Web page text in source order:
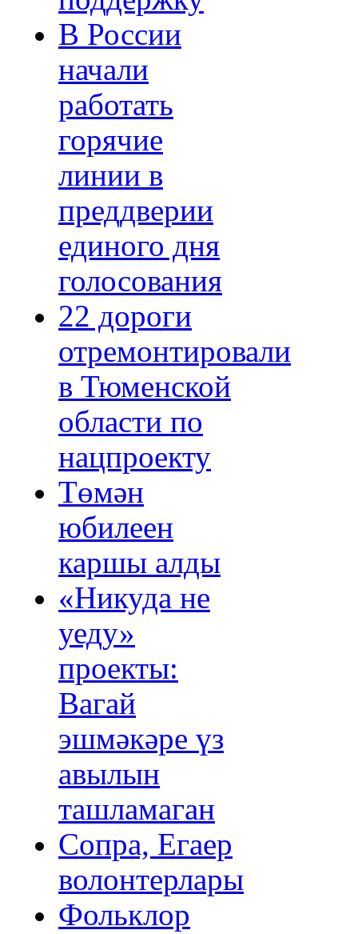
В России
начали
работать
горячие
линии в
преддверии
единого дня
голосования
22 дороги
отремонтировали
в Тюменской
области по
нацпроекту
Төмән
юбилеен
каршы алды
«Никуда не
уеду»
проекты:
Вагай
эшмәкәре үз
авылын
ташламаган
Сопра, Егаер
волонтерлары
Фольклор